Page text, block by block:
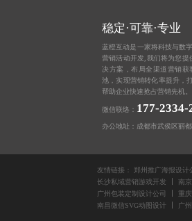
稳定·可靠·专业
蓝橙互动是一家将科技与数
营销活动开发,我们将为您
决方案，布局全渠道营销
池，实现营销转化率提升，
帮助企业快速抢占营销先机。
微信联络： 177-2334-
办公地址：成都市武侯区丽都
友情链接： 郑州推广海报设计
长沙私域营销游戏开发
南
广州包装定制设计公司
重
南昌微信SVG动图设计
广